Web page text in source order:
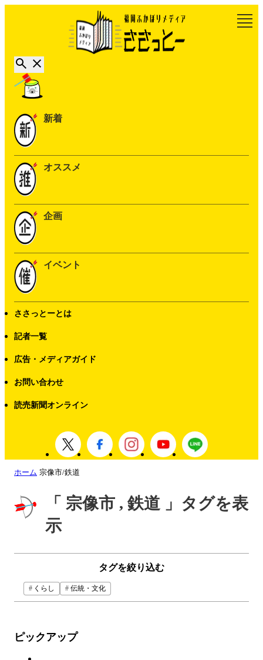
新着
オススメ
企画
イベント
ささっとーとは
記者一覧
広告・メディアガイド
お問い合わせ
読売新聞オンライン
ホーム 宗像市/鉄道
「 宗像市 , 鉄道 」タグを表
示
タグを絞り込む
くらし 伝統・文化
ピックアップ